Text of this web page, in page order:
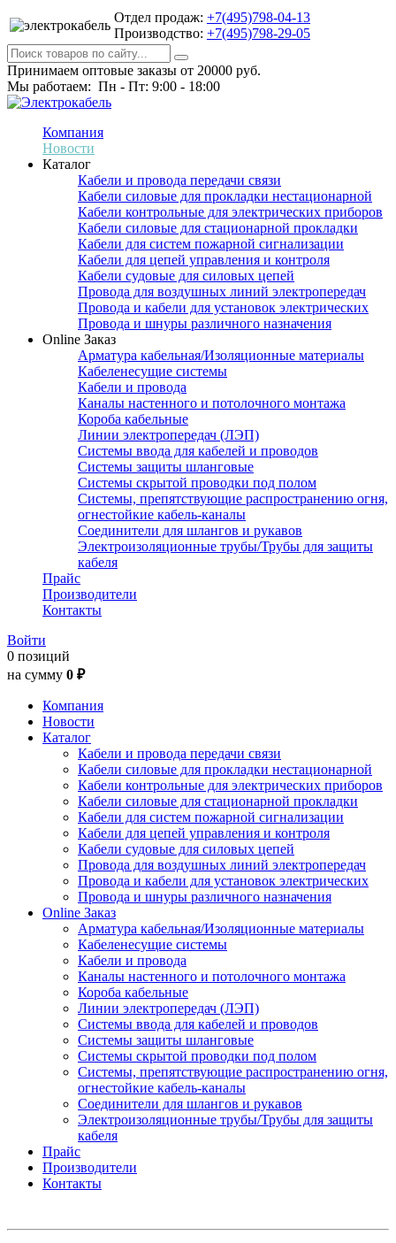
Отдел продаж: +7(495)798-04-13
Производство: +7(495)798-29-05
Принимаем оптовые заказы от 20000 руб.
Мы работаем: Пн - Пт: 9:00 - 18:00
Компания
Новости
Каталог
Кабели и провода передачи связи
Кабели силовые для прокладки нестационарной
Кабели контрольные для электрических приборов
Кабели силовые для стационарной прокладки
Кабели для систем пожарной сигнализации
Кабели для цепей управления и контроля
Кабели судовые для силовых цепей
Провода для воздушных линий электропередач
Провода и кабели для установок электрических
Провода и шнуры различного назначения
Online Заказ
Арматура кабельная/Изоляционные материалы
Кабеленесущие системы
Кабели и провода
Каналы настенного и потолочного монтажа
Короба кабельные
Линии электропередач (ЛЭП)
Системы ввода для кабелей и проводов
Системы защиты шланговые
Системы скрытой проводки под полом
Системы, препятствующие распространению огня,
огнестойкие кабель-каналы
Соединители для шлангов и рукавов
Электроизоляционные трубы/Трубы для защиты
кабеля
Прайс
Производители
Контакты
Войти
0 позиций
на сумму 0 ₽
Компания
Новости
Каталог
Кабели и провода передачи связи
Кабели силовые для прокладки нестационарной
Кабели контрольные для электрических приборов
Кабели силовые для стационарной прокладки
Кабели для систем пожарной сигнализации
Кабели для цепей управления и контроля
Кабели судовые для силовых цепей
Провода для воздушных линий электропередач
Провода и кабели для установок электрических
Провода и шнуры различного назначения
Online Заказ
Арматура кабельная/Изоляционные материалы
Кабеленесущие системы
Кабели и провода
Каналы настенного и потолочного монтажа
Короба кабельные
Линии электропередач (ЛЭП)
Системы ввода для кабелей и проводов
Системы защиты шланговые
Системы скрытой проводки под полом
Системы, препятствующие распространению огня,
огнестойкие кабель-каналы
Соединители для шлангов и рукавов
Электроизоляционные трубы/Трубы для защиты
кабеля
Прайс
Производители
Контакты